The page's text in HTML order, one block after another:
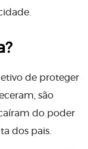
de proteger
são
do poder
dos pais.